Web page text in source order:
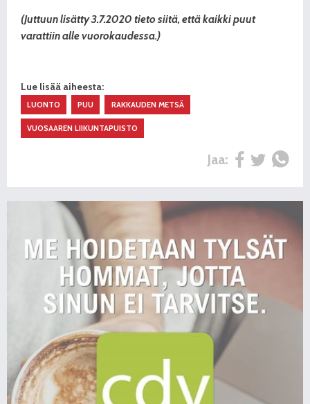
(Juttuun lisätty 3.7.2020 tieto siitä, että kaikki puut
varattiin alle vuorokaudessa.)
Lue lisää aiheesta:
LUONTO PUU RAKKAUDEN METSÄ
VUOSAAREN LIIKUNTAPUISTO
Jaa: